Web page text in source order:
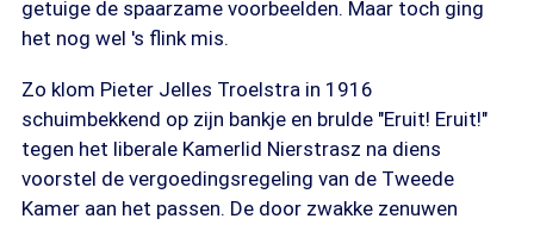
getuige de spaarzame voorbeelden. Maar toch ging
het nog wel 's flink mis.
Zo klom Pieter Jelles Troelstra in 1916
schuimbekkend op zijn bankje en brulde "Eruit! Eruit!"
tegen het liberale Kamerlid Nierstrasz na diens
voorstel de vergoedingsregeling van de Tweede
Kamer aan het passen. De door zwakke zenuwen